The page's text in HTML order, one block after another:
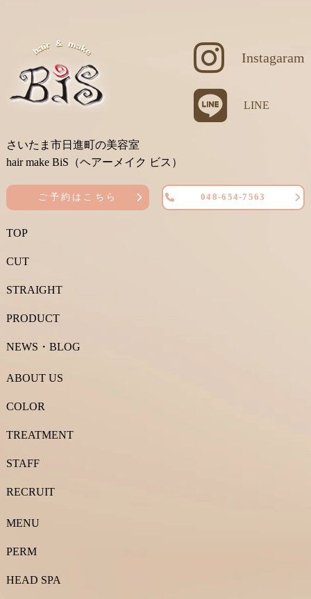
Instagaram
LINE
さいたま市日進町の美容室
hair make BiS（ヘアーメイク ビス）
ご予約はこちら 048-654-7563
TOP
CUT
STRAIGHT
PRODUCT
NEWS・BLOG
ABOUT US
COLOR
TREATMENT
STAFF
RECRUIT
MENU
PERM
HEAD SPA